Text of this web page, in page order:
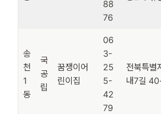
88
76
송
천
1
동
국
공
립
꿈쟁이어
린이집
06
3-
25
5-
42
79
전북특별
내7길